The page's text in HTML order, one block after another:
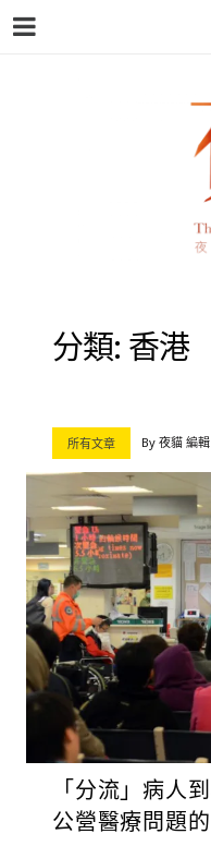
分類: 香港
所有文章 By 夜貓 編輯
「分流」病人
公營醫療問題